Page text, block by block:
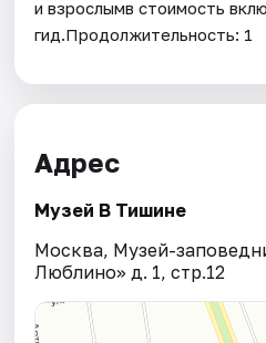
и взрослымв стоимость
гид.Продолжительность: 1
Адрес
Музей В Тишине
Москва, Музей-
Люблино» д. 1, стр.12